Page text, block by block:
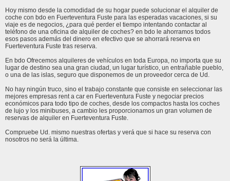
Hoy mismo desde la comodidad de su hogar puede solucionar el alquiler de
coche con bdo en Fuerteventura Fuste para las esperadas vacaciones, si su
viaje es de negocios, ¿para qué perder el tiempo intentando contactar al
teléfono de una oficina de alquiler de coches? en bdo le ahorramos todos
esos pasos además del dinero en efectivo que se ahorrará reserva en
Fuerteventura Fuste tras reserva.
En bdo Ofrecemos alquileres de vehículos en toda Europa, no importa que su
lugar de destino sea una gran ciudad, un lugar turístico, un entrañable pueblo,
o una de las islas, seguro que disponemos de un proveedor cerca de Ud.
No hay ningún truco, sino el trabajo constante que consiste en seleccionar las
mejores empresas rent a car en Fuerteventura Fuste y negociar precios
económicos para todo tipo de coches, desde los compactos hasta los coches
de lujo y los minibuses, a cambio les proporcionamos un gran volumen de
reservas de alquiler en Fuerteventura Fuste.
Compruebe Ud. mismo nuestras ofertas y verá que si hace su reserva con
nosotros no será la última.